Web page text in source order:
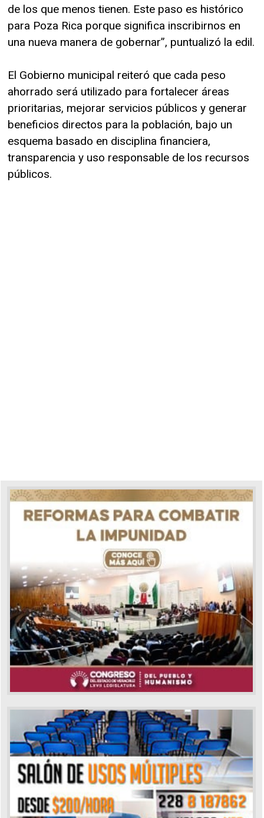
de los que menos tienen. Este paso es histórico
para Poza Rica porque significa inscribirnos en
una nueva manera de gobernar”, puntualizó la edil.
El Gobierno municipal reiteró que cada peso
ahorrado será utilizado para fortalecer áreas
prioritarias, mejorar servicios públicos y generar
beneficios directos para la población, bajo un
esquema basado en disciplina financiera,
transparencia y uso responsable de los recursos
públicos.